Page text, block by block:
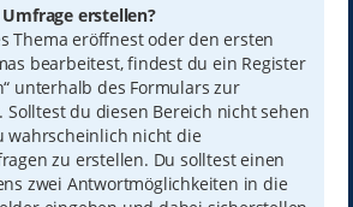
erstellen?
Thema eröffnest oder den ersten
bearbeitest, findest du ein Register
unterhalb des Formulars zur
Solltest du diesen Bereich nicht sehen
wahrscheinlich nicht die
zu erstellen. Du solltest einen
zwei Antwortmöglichkeiten in die